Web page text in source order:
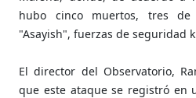
hubo cinco muertos, tres
"Asayish", fuerzas de seguridad
El director del Observatorio,
que este ataque se registró en